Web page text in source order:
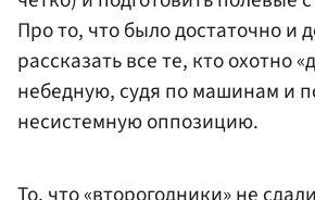
Про то, что было достаточно и
рассказать все те, кто охотно
небедную, судя по машинам и
несистемную оппозицию.